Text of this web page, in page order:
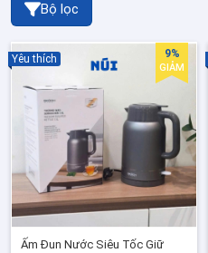
Bộ lọc
Ấm Đun Nước Siêu Tốc Giữ
Yêu thích 9%
GIẢM